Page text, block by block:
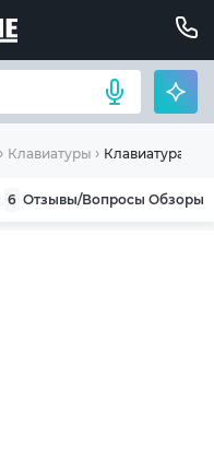
Клавиатуры Клавиатура
6 Отзывы/Вопросы Обзоры